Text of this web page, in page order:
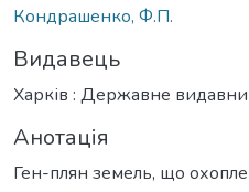
Кондрашенко, Ф.П.
Видавець
Харків : Державне
Анотація
Ген-плян земель, що